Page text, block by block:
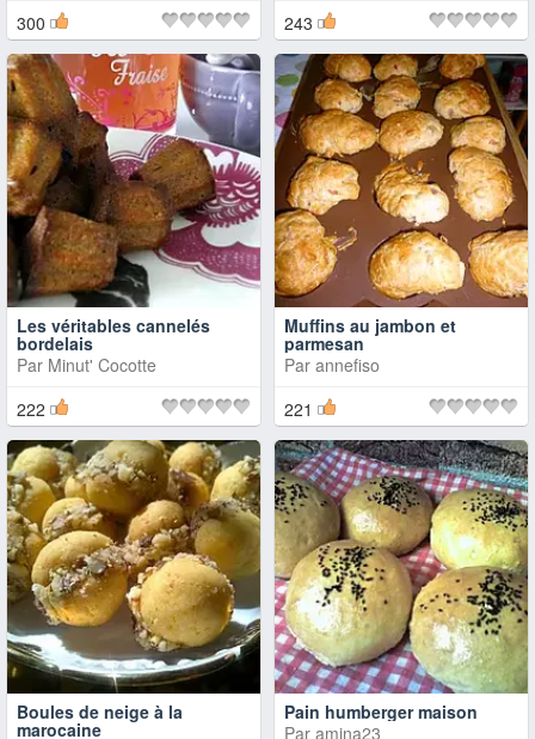
300
243
Les véritables cannelés
bordelais
Par Minut' Cocotte
222
Muffins au jambon et
parmesan
Par annefiso
221
Boules de neige à la
marocaine
Pain humberger maison
Par amina23